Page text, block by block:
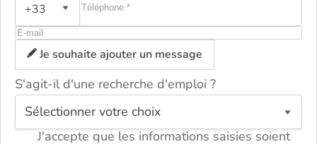
+33
Je souhaite ajouter un message
S'agit-il d'une recherche d'emploi ?
J'accepte que les informations saisies soient
ou